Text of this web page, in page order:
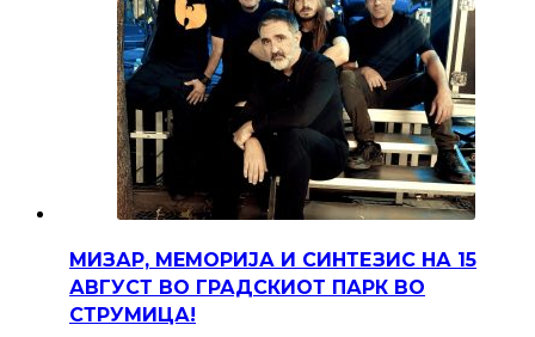
МИЗАР, МЕМОРИЈА И СИНТЕЗИС НА 15
АВГУСТ ВО ГРАДСКИОТ ПАРК ВО
СТРУМИЦА!